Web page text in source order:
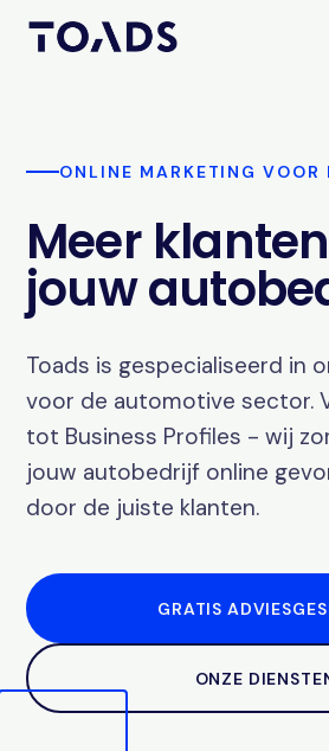
ONLINE MARKETING VOOR
Meer
jouw
Toads is gespecialiseerd in
voor de automotive sector.
tot Business Profiles - wij
jouw autobedrijf online
door de juiste klanten.
GRATIS
ONZE